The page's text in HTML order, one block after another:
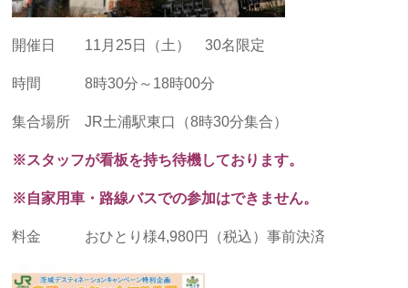
開催日 11月25日（土） 30名限定
時間 8時30分～18時00分
集合場所 JR土浦駅東口（8時30分集合）
※スタッフが看板を持ち待機しております。
※自家用車・路線バスでの参加はできません。
料金 おひとり様4,980円（税込）事前決済